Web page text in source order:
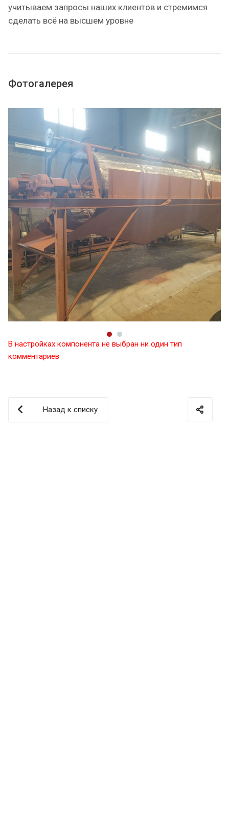
учитываем запросы наших клиентов и стремимся
сделать всё на высшем уровне
Фотогалерея
В настройках компонента не выбран ни один тип
комментариев
Назад к списку